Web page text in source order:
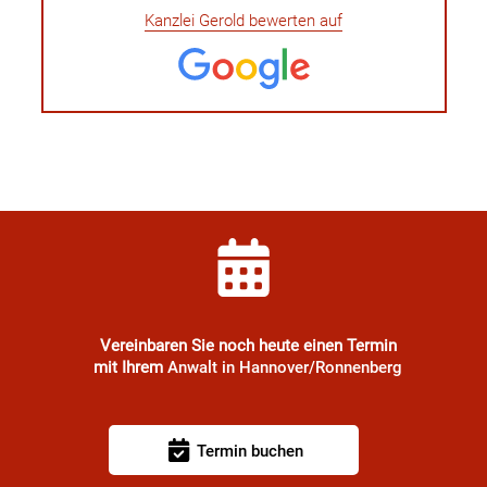
Kanzlei Gerold bewerten auf
Vereinbaren Sie noch heute einen Termin
mit IhremAnwalt in Hannover/Ronnenberg
Termin buchen